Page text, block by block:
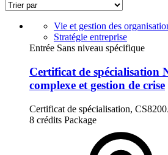
Vie et gestion des
Stratégie entreprise
Entrée Sans niveau spécifique
Certificat de spécialisation
complexe et gestion de crise
Certificat de spécialisation,
8 crédits Package